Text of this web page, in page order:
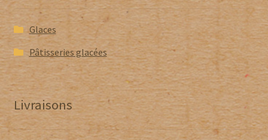
Glaces
Pâtisseries glacées
Livraisons